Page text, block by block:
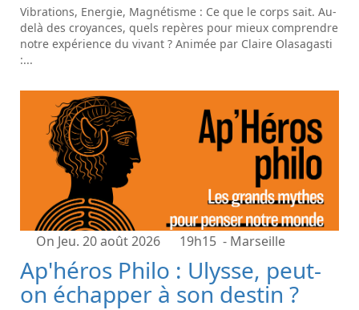
Vibrations, Energie, Magnétisme : Ce que le corps sait. Au-
delà des croyances, quels repères pour mieux comprendre
notre expérience du vivant ? Animée par Claire Olasagasti
:...
On Jeu. 20 août 2026 19h15 - Marseille
Ap'héros Philo : Ulysse, peut-
on échapper à son destin ?